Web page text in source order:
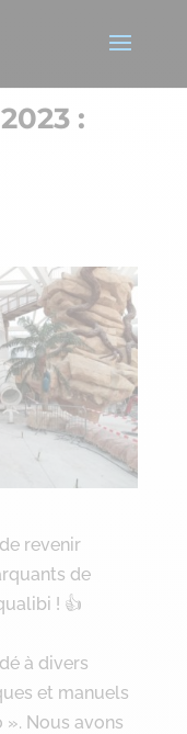
:
revenir
de
! 👍
à divers
et manuels
Nous avons